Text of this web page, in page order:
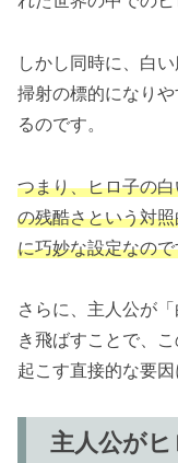
しかし同時に、白
掃射の標的になり
るのです。
つまり、ヒロ子の
の残酷さという対
に巧妙な設定なの
さらに、主人公が
き飛ばすことで、
起こす直接的な要因
主人公が